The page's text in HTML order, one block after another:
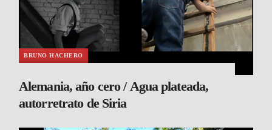
BRUNO HACHERO
Alemania, año cero / Agua plateada,
autorretrato de Siria